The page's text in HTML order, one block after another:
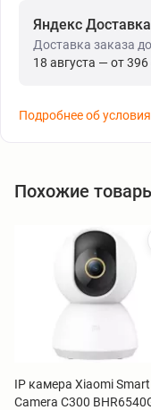
Яндекс Доставка
Доставка заказа
18 августа — от 396
Подробнее об
Похожие
IP камера Xiaomi Smart
Camera C300